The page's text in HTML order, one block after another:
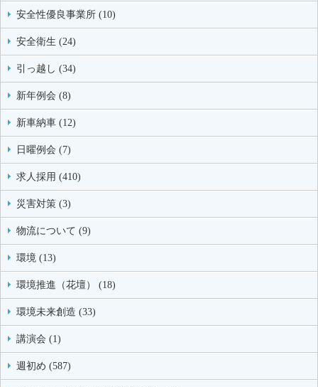
安全性優良事業所 (10)
安全衛生 (24)
引っ越し (34)
新年例会 (8)
新車納車 (12)
日曜例会 (7)
求人採用 (410)
災害対策 (3)
物流について (9)
環境 (13)
環境推進（花壇） (18)
環境未来創造 (33)
講演会 (1)
週初め (587)